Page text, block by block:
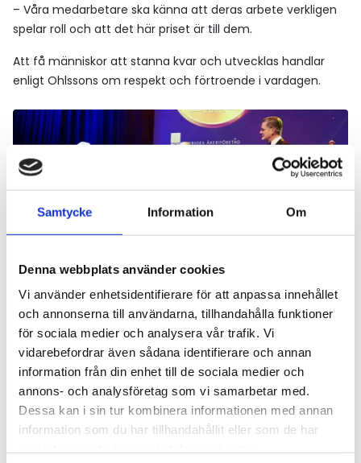
Samtycke Information Om
Denna webbplats använder cookies
Vi använder enhetsidentifierare för att anpassa innehållet
och annonserna till användarna, tillhandahålla funktioner
för sociala medier och analysera vår trafik. Vi
vidarebefordrar även sådana identifierare och annan
information från din enhet till de sociala medier och
annons- och analysföretag som vi samarbetar med.
Dessa kan i sin tur kombinera informationen med annan
information som du har tillhandahållit eller som de har
– Våra medarbetare ska känna att deras arbete verkligen
spelar roll och att det här priset är till dem.
Att få människor att stanna kvar och utvecklas handlar
enligt Ohlssons om respekt och förtroende i vardagen.
Ohlssons i Landskrona tar emot Stora Åkeripriset 2026.
Foto: Mats Hellström.